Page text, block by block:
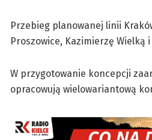
Przebieg planowanej linii
Proszowice, Kazimierzę Wielką i
W przygotowanie koncepcji
opracowują wielowariantową